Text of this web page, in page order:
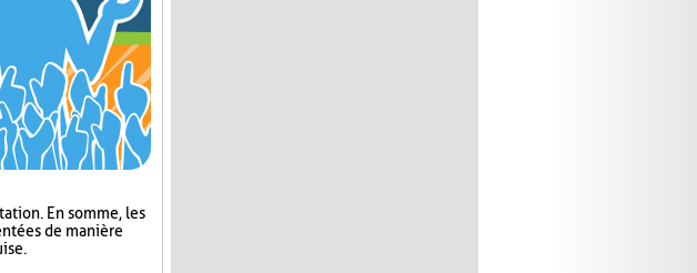
En somme, les
de manière